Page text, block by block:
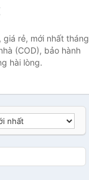
giá rẻ, mới nhất tháng
(COD), bảo hành
hài lòng.